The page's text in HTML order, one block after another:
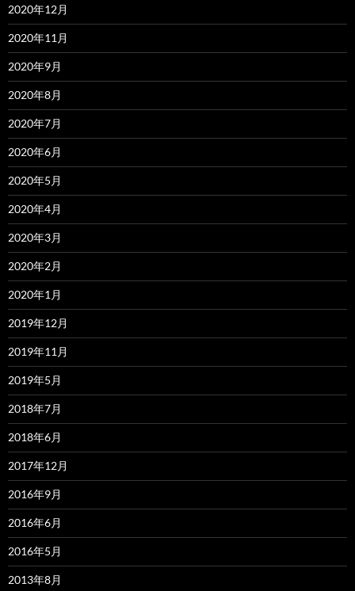
2020年12月
2020年11月
2020年9月
2020年8月
2020年7月
2020年6月
2020年5月
2020年4月
2020年3月
2020年2月
2020年1月
2019年12月
2019年11月
2019年5月
2018年7月
2018年6月
2017年12月
2016年9月
2016年6月
2016年5月
2013年8月